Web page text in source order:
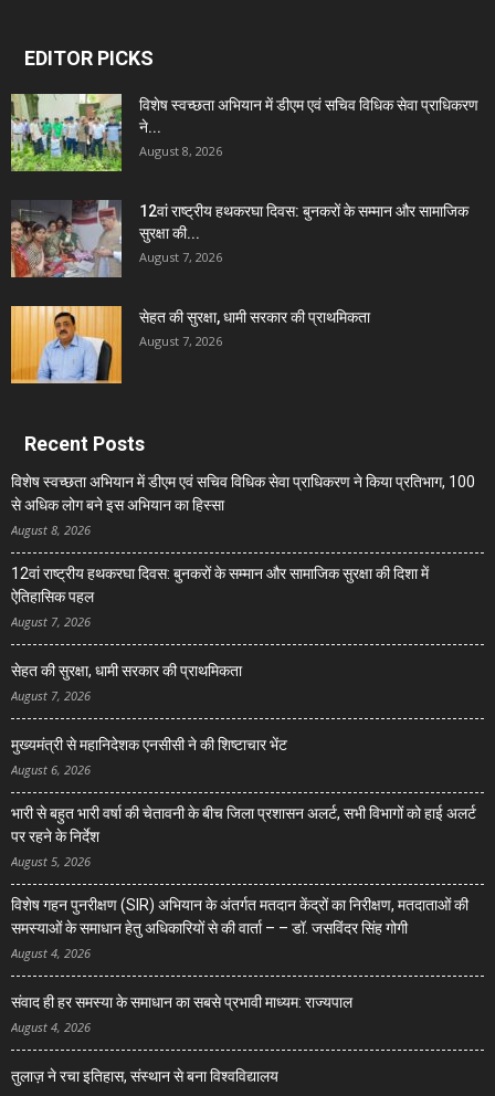
EDITOR PICKS
विशेष स्वच्छता अभियान में डीएम एवं सचिव विधिक सेवा प्राधिकरण
ने...
August 8, 2026
12वां राष्ट्रीय हथकरघा दिवस: बुनकरों के सम्मान और सामाजिक
सुरक्षा की...
August 7, 2026
सेहत की सुरक्षा, धामी सरकार की प्राथमिकता
August 7, 2026
Recent Posts
विशेष स्वच्छता अभियान में डीएम एवं सचिव विधिक सेवा प्राधिकरण ने किया प्रतिभाग, 100
से अधिक लोग बने इस अभियान का हिस्सा
August 8, 2026
12वां राष्ट्रीय हथकरघा दिवस: बुनकरों के सम्मान और सामाजिक सुरक्षा की दिशा में
ऐतिहासिक पहल
August 7, 2026
सेहत की सुरक्षा, धामी सरकार की प्राथमिकता
August 7, 2026
मुख्यमंत्री से महानिदेशक एनसीसी ने की शिष्टाचार भेंट
August 6, 2026
भारी से बहुत भारी वर्षा की चेतावनी के बीच जिला प्रशासन अलर्ट, सभी विभागों को हाई अलर्ट
पर रहने के निर्देश
August 5, 2026
विशेष गहन पुनरीक्षण (SIR) अभियान के अंतर्गत मतदान केंद्रों का निरीक्षण, मतदाताओं की
समस्याओं के समाधान हेतु अधिकारियों से की वार्ता – – डॉ. जसविंदर सिंह गोगी
August 4, 2026
संवाद ही हर समस्या के समाधान का सबसे प्रभावी माध्यम: राज्यपाल
August 4, 2026
तुलाज़ ने रचा इतिहास, संस्थान से बना विश्वविद्यालय